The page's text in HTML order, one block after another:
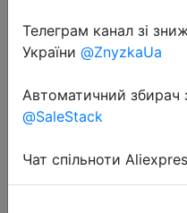
2022-06-17
дизайнерские
узором, нижнее
сексуальное
однотонные
Телеграм канал зі
України @ZnyzkaUa
Автоматичний збирач
@SaleStack
Чат спільноти